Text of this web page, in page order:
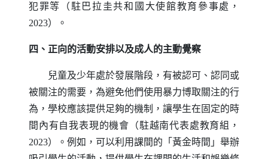
犯罪等（駐巴拉圭共和國大使館教育參事處，
2023）。
四、正向的活動安排以及成人的主動覺察
兒童及少年處於發展階段，有被認可、認同或
被關注的需要，為避免他們使用暴力博取關注的行
為，學校應該提供足夠的機制，讓學生在固定的時
間內有自我表現的機會（駐越南代表處教育組，
2023）。例如，可以利用課間的「黃金時間」舉辦